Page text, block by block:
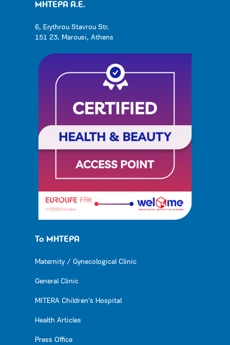
ΜΗΤΕΡΑ Α.Ε.
6, Erythrou Stavrou Str.
151 23, Marousi, Athens
Το ΜΗΤΕΡΑ
Maternity / Gynecological Clinic
General Clinic
MITERA Children’s Hospital
Health Articles
Press Office